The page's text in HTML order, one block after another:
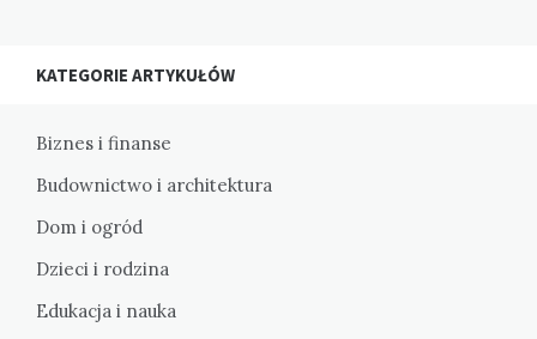
KATEGORIE ARTYKUŁÓW
Biznes i finanse
Budownictwo i architektura
Dom i ogród
Dzieci i rodzina
Edukacja i nauka